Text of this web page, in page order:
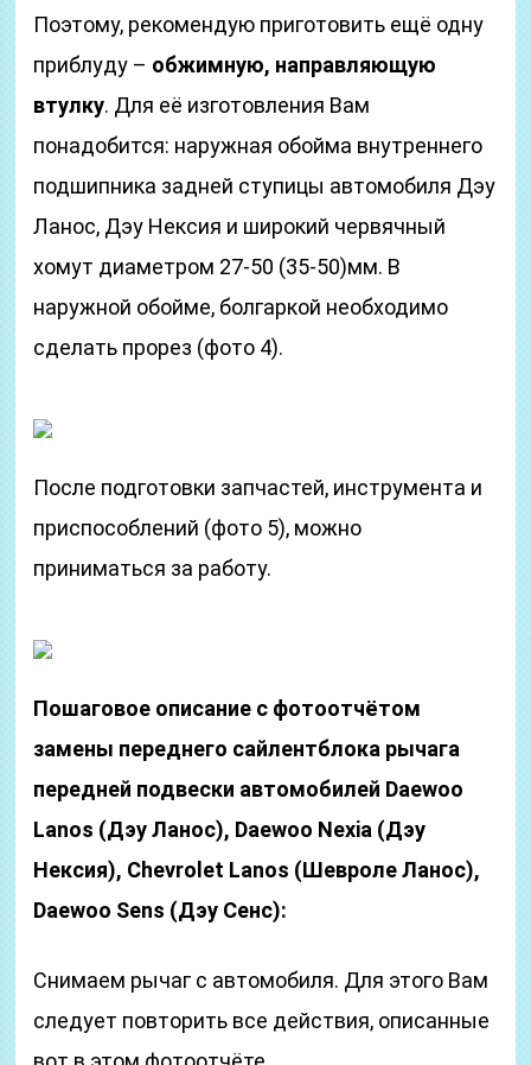
Поэтому, рекомендую приготовить ещё одну
приблуду – обжимную, направляющую
втулку. Для её изготовления Вам
понадобится: наружная обойма внутреннего
подшипника задней ступицы автомобиля Дэу
Ланос, Дэу Нексия и широкий червячный
хомут диаметром 27-50 (35-50)мм. В
наружной обойме, болгаркой необходимо
сделать прорез (фото 4).
После подготовки запчастей, инструмента и
приспособлений (фото 5), можно
приниматься за работу.
Пошаговое описание с фотоотчётом
замены переднего сайлентблока рычага
передней подвески автомобилей Daewoo
Lanos (Дэу Ланос), Daewoo Nexia (Дэу
Нексия), Chevrolet Lanos (Шевроле Ланос),
Daewoo Sens (Дэу Сенс):
Снимаем рычаг с автомобиля. Для этого Вам
следует повторить все действия, описанные